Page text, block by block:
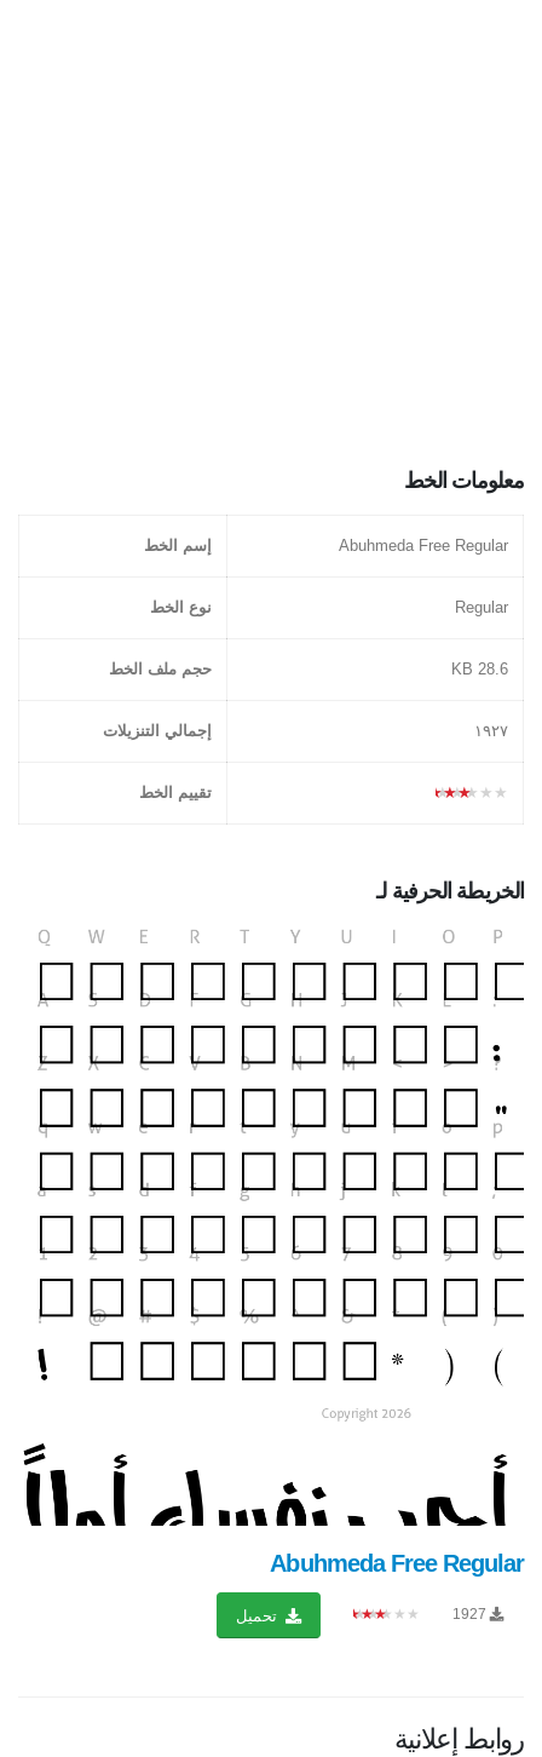
معلومات الخط
Abuhmeda Free Regular إسم الخط
Regular نوع الخط
28.6 KB حجم ملف الخط
١۹٢۷ إجمالي التنزيلات
★★★★★ تقييم الخط
الخريطة الحرفية لـ
Abuhmeda Free Regular
1927
★★★★★ تحميل
روابط إعلانية